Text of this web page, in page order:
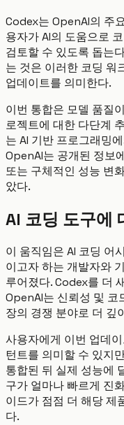
Codex는 OpenAI의 주
용자가 AI의 도움으로
검토할 수 있도록 돕는
는 것은 이러한 코딩 워
업데이트를 의미한다.
이번 통합은 모델 품질
로젝트에 대한 다단계
는 AI 기반 프로그래밍
OpenAI는 공개된 정보
또는 구체적인 성능 변
았다.
AI 코딩 도구에
이 움직임은 AI 코딩 어
이고자 하는 개발자와
루어졌다. Codex를 더
OpenAI는 신뢰성 및 코
장의 경쟁 분야로 더 깊
사용자에게 이번 업데
턴트를 의미할 수 있지
통합된 뒤 실제 성능에
구가 얼마나 빠르게 진
이드가 점점 더 해당 제
다.